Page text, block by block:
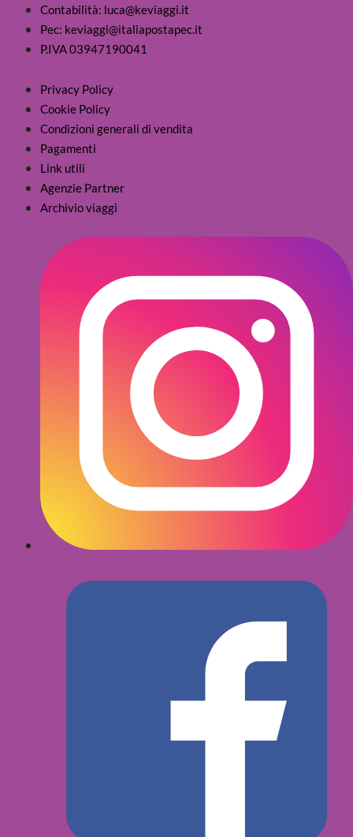
Contabilità: luca@keviaggi.it
Pec: keviaggi@italiapostapec.it
P.IVA 03947190041
Privacy Policy
Cookie Policy
Condizioni generali di vendita
Pagamenti
Link utili
Agenzie Partner
Archivio viaggi